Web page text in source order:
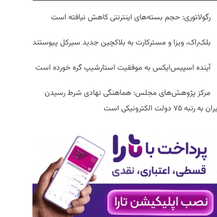
رگولاتوری: حجم بسته‌های اینترنتی کاهش نیافته است
بلک‌راک، ویزا و مسترکارت به بلاکچین جدید سیرکل پیوستند
آینده اسپیس‌ایکس به موفقیت استارشیپ گره خورده است
مرکز پژوهش‌های مجلس: هماهنگی نهادی شرط رسیدن
به رتبه ۷۵ دولت الکترونیکی است